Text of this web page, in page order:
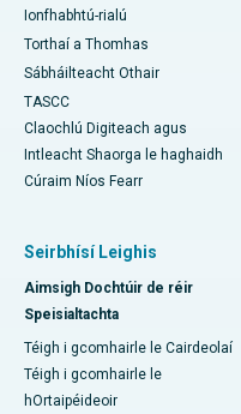
Ionfhabhtú-rialú
Torthaí a Thomhas
Sábháilteacht Othair
TASCC
Claochlú Digiteach agus
Intleacht Shaorga le haghaidh
Cúraim Níos Fearr
Seirbhísí Leighis
Aimsigh Dochtúir de réir
Speisialtachta
Téigh i gcomhairle le Cairdeolaí
Téigh i gcomhairle le
hOrtaipéideoir